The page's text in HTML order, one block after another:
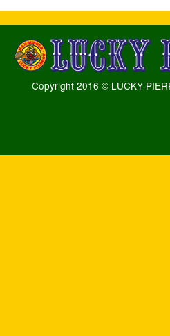
Copyright 2016 © LUCKY